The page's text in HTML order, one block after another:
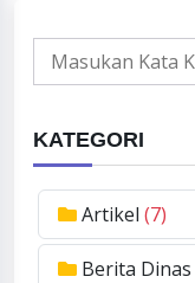
KATEGORI
Artikel (7)
Berita Dinas